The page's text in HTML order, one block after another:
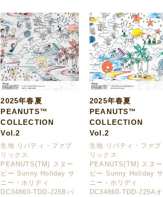
2025年春夏
PEANUTS™
COLLECTION
Vol.2
生地 リバティ・ファブ
リックス
PEANUTS(TM) スヌー
ピー Sunny Holiday サ
ニー・ホリディ
DC34860-TDD-J25Bパ
2025年春夏
PEANUTS™
COLLECTION
Vol.2
生地 リバティ・ファブ
リックス
PEANUTS(TM) スヌー
ピー Sunny Holiday サ
ニー・ホリディ
DC34860-TDD-J25Aオ